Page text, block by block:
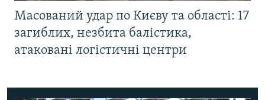
Масований удар по Києву та області: 17
загиблих, незбита балістика,
атаковані логістичні центри